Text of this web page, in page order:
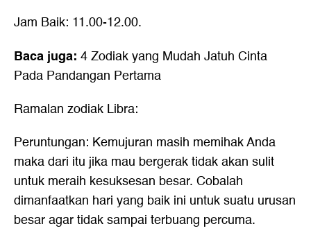
Jam Baik: 11.00-12.00.
Baca juga: 4 Zodiak yang Mudah Jatuh Cinta
Pada Pandangan Pertama
Ramalan zodiak Libra:
Peruntungan: Kemujuran masih memihak Anda
maka dari itu jika mau bergerak tidak akan sulit
untuk meraih kesuksesan besar. Cobalah
dimanfaatkan hari yang baik ini untuk suatu urusan
besar agar tidak sampai terbuang percuma.